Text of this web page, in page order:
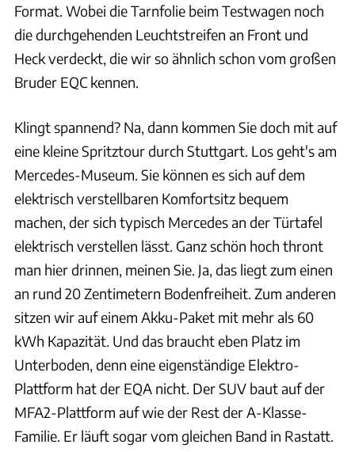
Format. Wobei die Tarnfolie beim Testwagen noch
die durchgehenden Leuchtstreifen an Front und
Heck verdeckt, die wir so ähnlich schon vom großen
Bruder EQC kennen.
Klingt spannend? Na, dann kommen Sie doch mit auf
eine kleine Spritztour durch Stuttgart. Los geht's am
Mercedes-Museum. Sie können es sich auf dem
elektrisch verstellbaren Komfortsitz bequem
machen, der sich typisch Mercedes an der Türtafel
elektrisch verstellen lässt. Ganz schön hoch thront
man hier drinnen, meinen Sie. Ja, das liegt zum einen
an rund 20 Zentimetern Bodenfreiheit. Zum anderen
sitzen wir auf einem Akku-Paket mit mehr als 60
kWh Kapazität. Und das braucht eben Platz im
Unterboden, denn eine eigenständige Elektro-
Plattform hat der EQA nicht. Der SUV baut auf der
MFA2-Plattform auf wie der Rest der A-Klasse-
Familie. Er läuft sogar vom gleichen Band in Rastatt.